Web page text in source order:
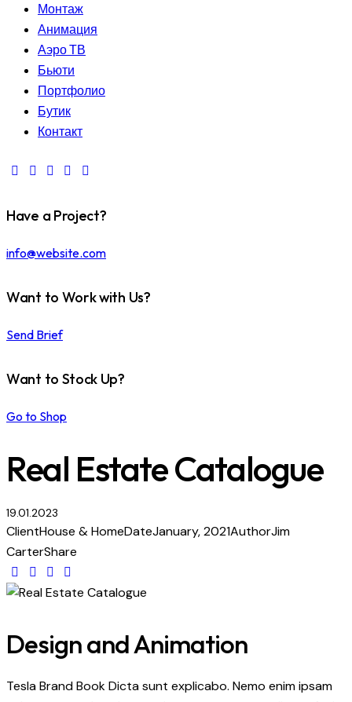
Монтаж
Анимация
Аэро ТВ
Бьюти
Портфолио
Бутик
Контакт
Have a Project?
info@website.com
Want to Work with Us?
Send Brief
Want to Stock Up?
Go to Shop
Real Estate Catalogue
19.01.2023
ClientHouse & HomeDateJanuary, 2021AuthorJim
CarterShare
Design and Animation
Tesla Brand Book Dicta sunt explicabo. Nemo enim ipsam